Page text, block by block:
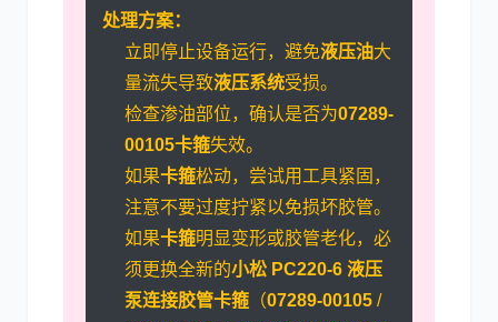
处理方案：
立即停止设备运行，避免液压油大
量流失导致液压系统受损。
检查渗油部位，确认是否为07289-
00105卡箍失效。
如果卡箍松动，尝试用工具紧固，
注意不要过度拧紧以免损坏胶管。
如果卡箍明显变形或胶管老化，必
须更换全新的小松 PC220-6 液压
泵连接胶管卡箍 （07289-00105 /